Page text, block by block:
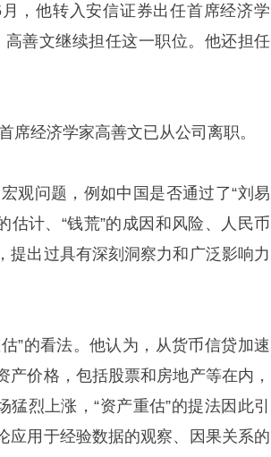
，他转入安信证券出任首席经济学
善文继续担任这一职位。他还担任
席经济学家高善文已从公司离职。
观问题，例如中国是否通过了“刘易
计、“钱荒”的成因和风险、人民币
提出过具有深刻洞察力和广泛影响力
”的看法。他认为，从货币信贷加速
价格，包括股票和房地产等在内，
烈上涨，“资产重估”的提法因此引
应用于经验数据的观察、因果关系的